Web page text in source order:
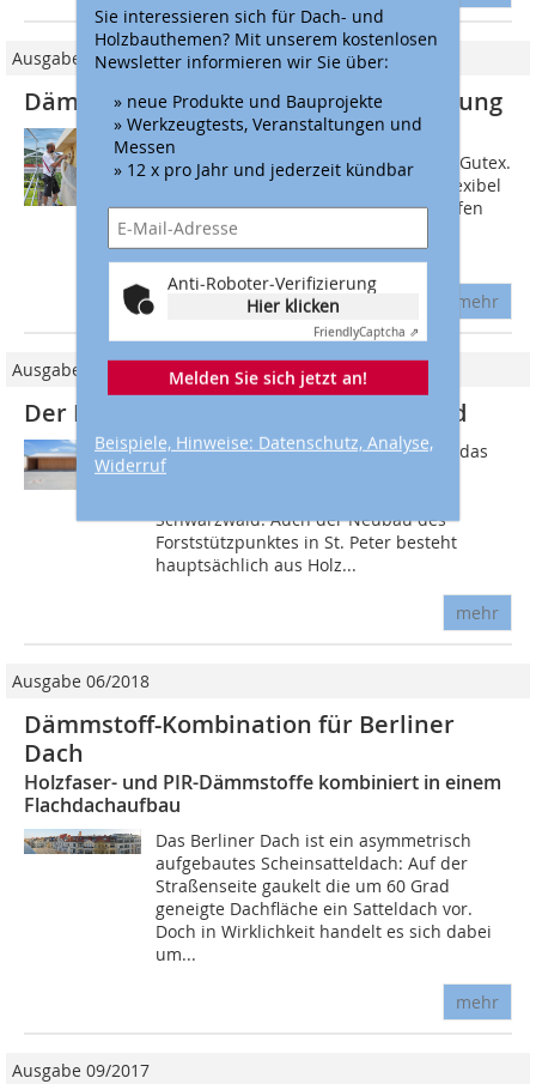
Sie interessieren sich für Dach- und
Holzbauthemen? Mit unserem kostenlosen
Newsletter informieren wir Sie über:
» neue Produkte und Bauprojekte
» Werkzeugtests, Veranstaltungen und
Messen
» 12 x pro Jahr und jederzeit kündbar
Anti-Roboter-Verifizierung
Hier klicken
FriendlyCaptcha ⇗
Melden Sie sich jetzt an!
Beispiele, Hinweise: Datenschutz, Analyse,
Widerruf
Ausgabe 02/2012
Dämmstarke Holzfaser-Einblasdämmung
Neu auf dem Markt ist eine
Einblasdämmung aus Holzfasern von Gutex.
Vor allem die hohe Nachfrage nach flexibel
einsetzbaren ökologischen Dämmstoffen
gab den Ausschlag zur
Produkteinführung....
mehr
Ausgabe 10-11/2016
Der Dämmstoff aus dem Schwarzwald
Ressourcen aus Holz stärker nutzen - das
ist der Gesamttenor der mit Holz
Schwarzwald. Auch der Neubau des
Forststützpunktes in St. Peter besteht
hauptsächlich aus Holz...
mehr
Ausgabe 06/2018
Dämmstoff-Kombination für Berliner
Dach
Holzfaser- und PIR-Dämmstoffe kombiniert in einem
Flachdachaufbau
Das Berliner Dach ist ein asymmetrisch
aufgebautes Scheinsatteldach: Auf der
Straßenseite gaukelt die um 60 Grad
geneigte Dachfläche ein Satteldach vor.
Doch in Wirklichkeit handelt es sich dabei
um...
mehr
Ausgabe 09/2017